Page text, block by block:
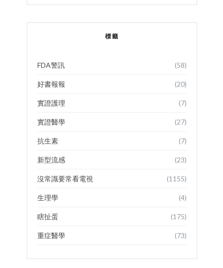
標籤
FDA警訊 (58)
好書報報 (20)
實證護理 (7)
實證醫學 (27)
抗生素 (7)
新型流感 (23)
沒常識要常看電視 (1155)
生理學 (4)
瞎扯蛋 (175)
重症醫學 (73)